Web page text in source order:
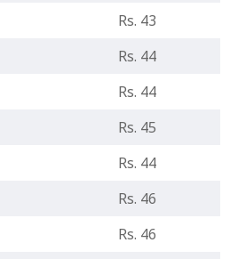
Rs. 43
Rs. 44
Rs. 44
Rs. 45
Rs. 44
Rs. 46
Rs. 46